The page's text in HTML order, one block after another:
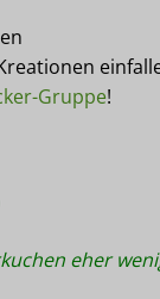
Gruppe!
eher